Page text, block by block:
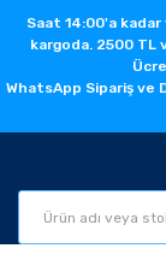
Saat 14:00'a kadar
kargoda. 2500 TL
WhatsApp Sipariş ve